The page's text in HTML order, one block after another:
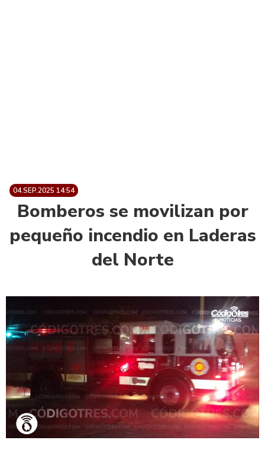
04.SEP.2025 14:54
Bomberos se movilizan por
pequeño incendio en Laderas
del Norte